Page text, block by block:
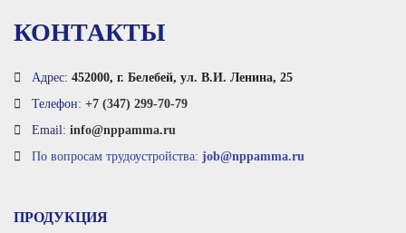
КОНТАКТЫ
Адрес: 452000, г. Белебей, ул. В.И. Ленина, 25
Телефон: +7 (347) 299-70-79
Email: info@nppamma.ru
По вопросам трудоустройства: job@nppamma.ru
ПРОДУКЦИЯ